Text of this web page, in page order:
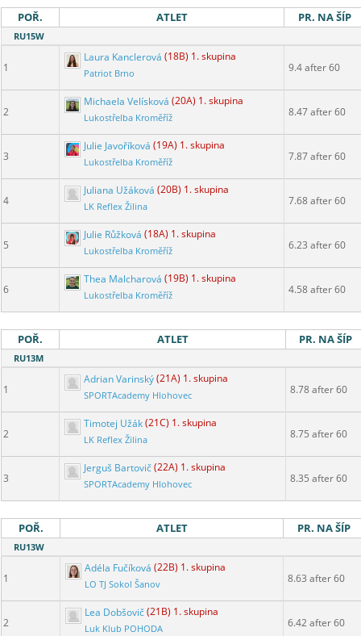
POŘ. ATLET PR. NA ŠÍP
RU15W
1
Laura Kanclerová (18B) 1. skupina
Patriot Brno 9.4 after 60
2
Michaela Velísková (20A) 1. skupina
Lukostřelba Kroměříž 8.47 after 60
3
Julie Javoříková (19A) 1. skupina
Lukostřelba Kroměříž 7.87 after 60
4
Juliana Užáková (20B) 1. skupina
LK Reflex Žilina 7.68 after 60
5
Julie Růžková (18A) 1. skupina
Lukostřelba Kroměříž 6.23 after 60
6
Thea Malcharová (19B) 1. skupina
Lukostřelba Kroměříž 4.58 after 60
POŘ. ATLET PR. NA ŠÍP
RU13M
1
Adrian Varinský(21A) 1. skupina
SPORTAcademy Hlohovec 8.78 after 60
2
Timotej Užák(21C) 1. skupina
LK Reflex Žilina 8.75 after 60
3
Jerguš Bartovič(22A) 1. skupina
SPORTAcademy Hlohovec 8.35 after 60
POŘ. ATLET PR. NA ŠÍP
RU13W
1
Adéla Fučíková (22B) 1. skupina
LO TJ Sokol Šanov 8.63 after 60
2
Lea Dobšovič(21B) 1. skupina
Luk Klub POHODA 6.42 after 60